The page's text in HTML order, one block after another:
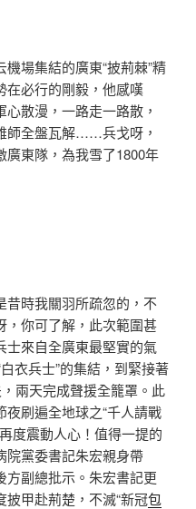
場集結的廣東“披荊棘”精
在必行的剛毅，他感嘆
散漫，一路走一路散，
師全盤瓦解……兵戈呀，
廣東隊，為我雪了1800年
昔時我關羽所疏忽的，不
你可了解，此次範圍甚
士來自全廣東最堅實的氣
衣兵士”的集結，到緊接著
兩天完成聲援全籠罩。此
刷遍全地球之“千人請戰
度震動人心！值得一提的
院黨委書記朱宏親身帶
方副總批示。朱宏書記更
甲赴荊楚，不滅“新冠包